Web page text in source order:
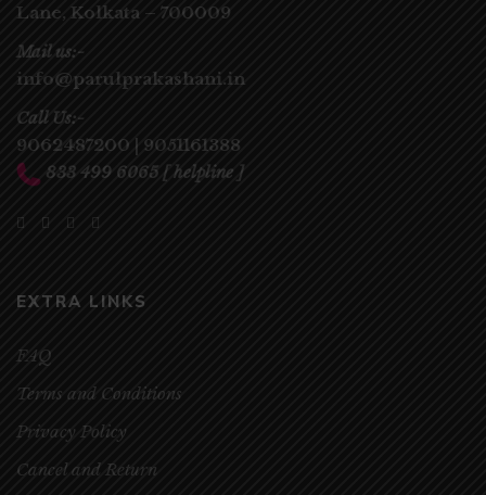
Lane, Kolkata – 700009
Mail us:-
info@parulprakashani.in
Call Us:-
9062487200 | 9051161388
833 499 6065 [ helpline ]
EXTRA LINKS
FAQ
Terms and Conditions
Privacy Policy
Cancel and Return